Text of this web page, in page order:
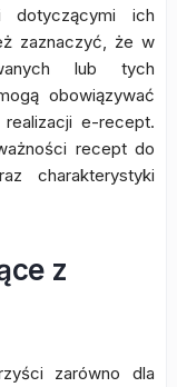
dotyczącymi ich
zaznaczyć, że w
lub tych
obowiązywać
e-recept.
recept do
charakterystyki
z
zarówno dla